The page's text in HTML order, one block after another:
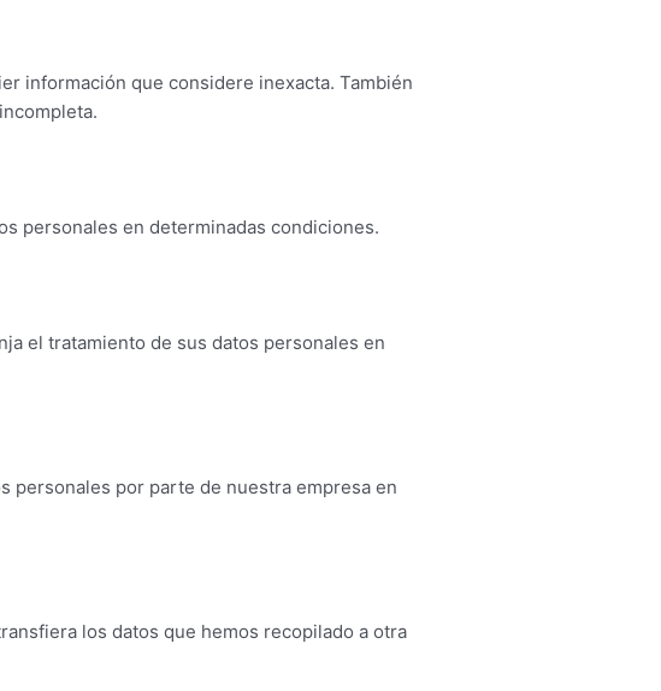
información que considere inexacta. También
personales en determinadas condiciones.
el tratamiento de sus datos personales en
personales por parte de nuestra empresa en
los datos que hemos recopilado a otra